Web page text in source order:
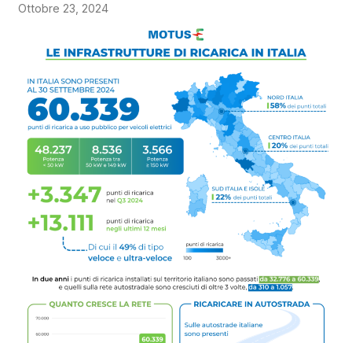
Ottobre 23, 2024